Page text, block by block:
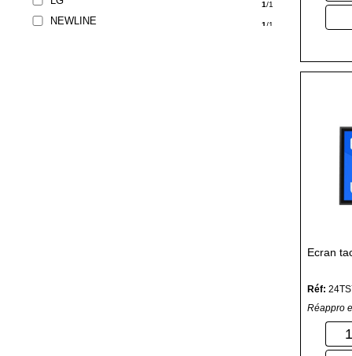
1/1
NEWLINE 1/1
Ecran
Réf:
Réappro